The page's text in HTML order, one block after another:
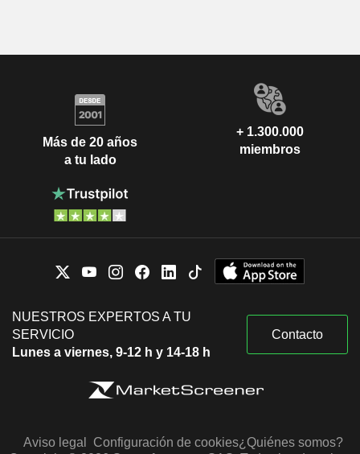
Más de 20 años
a tu lado
+ 1.300.000
miembros
NUESTROS EXPERTOS A TU
SERVICIO
Lunes a viernes, 9-12 h y 14-18 h
Contacto
Aviso legal Configuración de cookies¿Quiénes somos?